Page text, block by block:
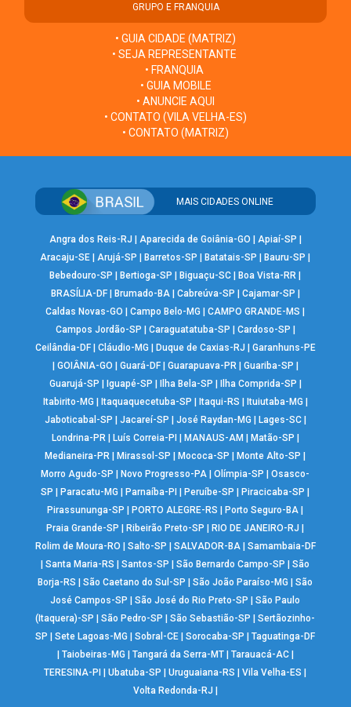
GRUPO E FRANQUIA
• GUIA CIDADE (MATRIZ)
• SEJA REPRESENTANTE
• FRANQUIA
• GUIA MOBILE
• ANUNCIE AQUI
• CONTATO (VILA VELHA-ES)
• CONTATO (MATRIZ)
MAIS CIDADES ONLINE
Angra dos Reis-RJ Aparecida de Goiânia-GO Apiaí-SP
Aracaju-SE |Arujá-SP Barretos-SP Batatais-SP Bauru-SP
Bebedouro-SP
Bertioga-SP Biguaçu-SC Boa Vista-RR
BRASÍLIA-DF| Brumado-BA| Cabreúva-SP Cajamar-SP
Caldas Novas-GO
|Campo Belo-MG |CAMPO GRANDE-MS
Campos Jordão-SP
Caraguatatuba-SP Cardoso-SP
Ceilândia-DF| Cláudio-MG Duque de Caxias-RJ
Garanhuns-PE
GOIÂNIA-GO Guará-DF| Guarapuava-PR| Guariba-SP
Guarujá-SP
Iguapé-SP Ilha Bela-SP Ilha Comprida-SP
Itabirito-MG
Itaquaquecetuba-SP Itaqui-RS Ituiutaba-MG
Jaboticabal-SP
Jacareí-SP José Raydan-MG Lages-SC|
Londrina-PR| Luís Correia-PI MANAUS-AM Matão-SP
Medianeira-PR
Mirassol-SP Mococa-SP Monte Alto-SP
Morro Agudo-SP
Novo Progresso-PA |Olímpia-SP |Osasco-
SP
Paracatu-MG Parnaíba-PI Peruíbe-SP Piracicaba-SP
Pirassununga-SP
PORTO ALEGRE-RS Porto Seguro-BA
Praia Grande-SP
Ribeirão Preto-SP RIO DE JANEIRO-RJ
Rolim de Moura-RO
Salto-SP SALVADOR-BA| Samambaia-DF
|Santa Maria-RS |Santos-SP |São Bernardo Campo-SP |São
Borja-RS
|São Caetano do Sul-SP |São João Paraíso-MG |São
José Campos-SP
|São José do Rio Preto-SP |São Paulo
(Itaquera)-SP
|São Pedro-SP |São Sebastião-SP |Sertãozinho-
SP
|Sete Lagoas-MG |Sobral-CE |Sorocaba-SP |Taguatinga-DF
Taiobeiras-MG Tangará da Serra-MT| Tarauacá-AC|
TERESINA-PI
|Ubatuba-SP |Uruguaiana-RS |Vila Velha-ES
Volta Redonda-RJ